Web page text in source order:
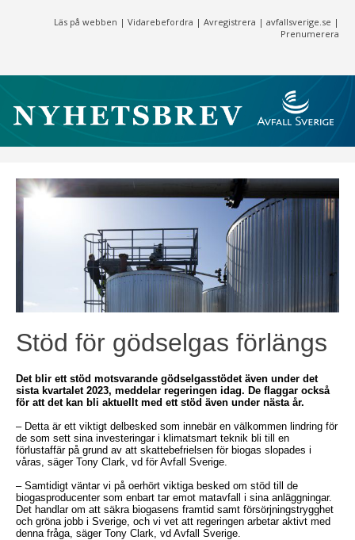
Läs på webben | Vidarebefordra | Avregistrera | avfallsverige.se |
Prenumerera
Stöd för gödselgas förlängs
Det blir ett stöd motsvarande gödselgasstödet även under det
sista kvartalet 2023, meddelar regeringen idag. De flaggar också
för att det kan bli aktuellt med ett stöd även under nästa år.
– Detta är ett viktigt delbesked som innebär en välkommen lindring för
de som sett sina investeringar i klimatsmart teknik bli till en
förlustaffär på grund av att skattebefrielsen för biogas slopades i
våras, säger Tony Clark, vd för Avfall Sverige.
– Samtidigt väntar vi på oerhört viktiga besked om stöd till de
biogasproducenter som enbart tar emot matavfall i sina anläggningar.
Det handlar om att säkra biogasens framtid samt försörjningstrygghet
och gröna jobb i Sverige, och vi vet att regeringen arbetar aktivt med
denna fråga, säger Tony Clark, vd Avfall Sverige.